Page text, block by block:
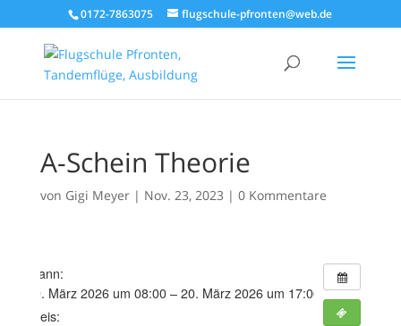
0172-7863075 flugschule-pfronten@web.de
A-Schein Theorie
von Gigi Meyer| Nov. 23, 2023 | 0 Kommentare
Wann:
19. März 2026 um 08:00 – 20. März 2026 um 17:00
Preis: